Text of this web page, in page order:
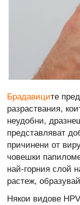
Брадавиците
разраствания,
неудобни,
представляват
причинени от
човешки
най-горния слой
растеж,
Някои видове